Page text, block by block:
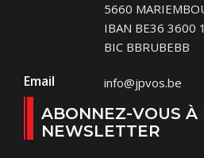
5660
IBAN BE36 3600
BIC BBRUBEBB
Email info@jpvos.be
ABONNEZ-VOUS À
NEWSLETTER